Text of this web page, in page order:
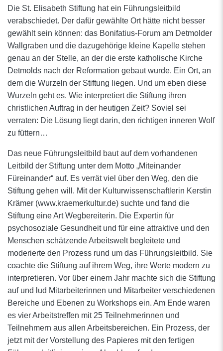
Die St. Elisabeth Stiftung hat ein Führungsleitbild
verabschiedet. Der dafür gewählte Ort hätte nicht besser
gewählt sein können: das Bonifatius-Forum am Detmolder
Wallgraben und die dazugehörige kleine Kapelle stehen
genau an der Stelle, an der die erste katholische Kirche
Detmolds nach der Reformation gebaut wurde. Ein Ort, an
dem die Wurzeln der Stiftung liegen. Und um eben diese
Wurzeln geht es. Wie interpretiert die Stiftung ihren
christlichen Auftrag in der heutigen Zeit? Soviel sei
verraten: Die Lösung liegt darin, den richtigen inneren Wolf
zu füttern…
Das neue Führungsleitbild baut auf dem vorhandenen
Leitbild der Stiftung unter dem Motto „Miteinander
Füreinander“ auf. Es verrät viel über den Weg, den die
Stiftung gehen will. Mit der Kulturwissenschaftlerin Kerstin
Krämer (www.kraemerkultur.de) suchte und fand die
Stiftung eine Art Wegbereiterin. Die Expertin für
psychosoziale Gesundheit und für eine attraktive und den
Menschen schätzende Arbeitswelt begleitete und
moderierte den Prozess rund um das Führungsleitbild. Sie
coachte die Stiftung auf ihrem Weg, ihre Werte modern zu
interpretieren. Vor über einem Jahr machte sich die Stiftung
auf und lud Mitarbeiterinnen und Mitarbeiter verschiedenen
Bereiche und Ebenen zu Workshops ein. Am Ende waren
es vier Arbeitstreffen mit 25 Teilnehmerinnen und
Teilnehmern aus allen Arbeitsbereichen. Ein Prozess, der
jetzt mit der Vorstellung des Papieres mit den fertigen